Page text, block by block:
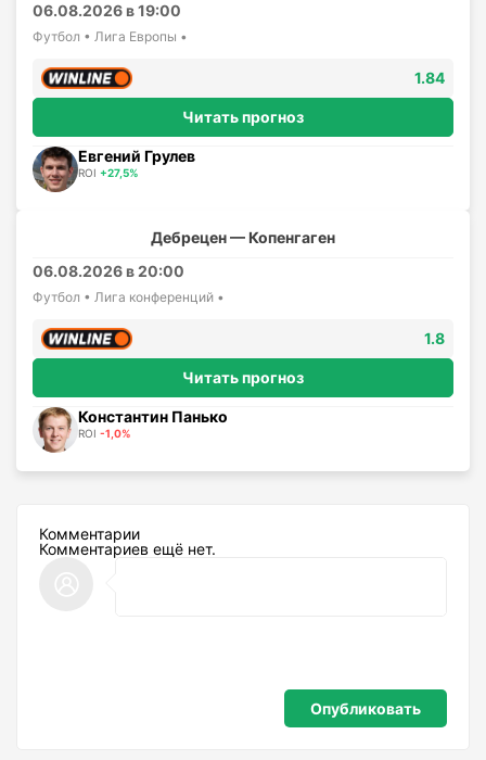
06.08.2026 в 19:00
Футбол • Лига Европы •
1.84
Читать прогноз
Евгений Грулев
ROI +27,5%
Дебрецен — Копенгаген
06.08.2026 в 20:00
Футбол • Лига конференций •
1.8
Читать прогноз
Константин Панько
ROI -1,0%
Комментарии
Комментариев ещё нет.